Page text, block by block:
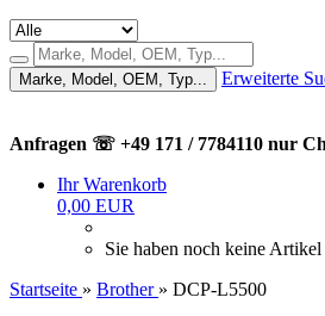
Marke, Model, OEM, Typ... Erweiterte
Anfragen ☏ +49 171 / 7784110 nur
Ihr Warenkorb
0,00 EUR
Sie haben noch keine
Startseite » Brother » DCP-L5500